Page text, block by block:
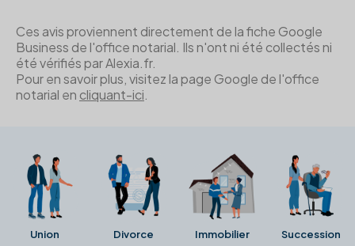
Ces avis proviennent directement de la fiche Google
Business de l'office notarial. Ils n'ont ni été collectés ni
été vérifiés par Alexia.fr.
Pour en savoir plus, visitez la page Google de l'office
notarial en cliquant-ici.
Union Divorce Immobilier Succession